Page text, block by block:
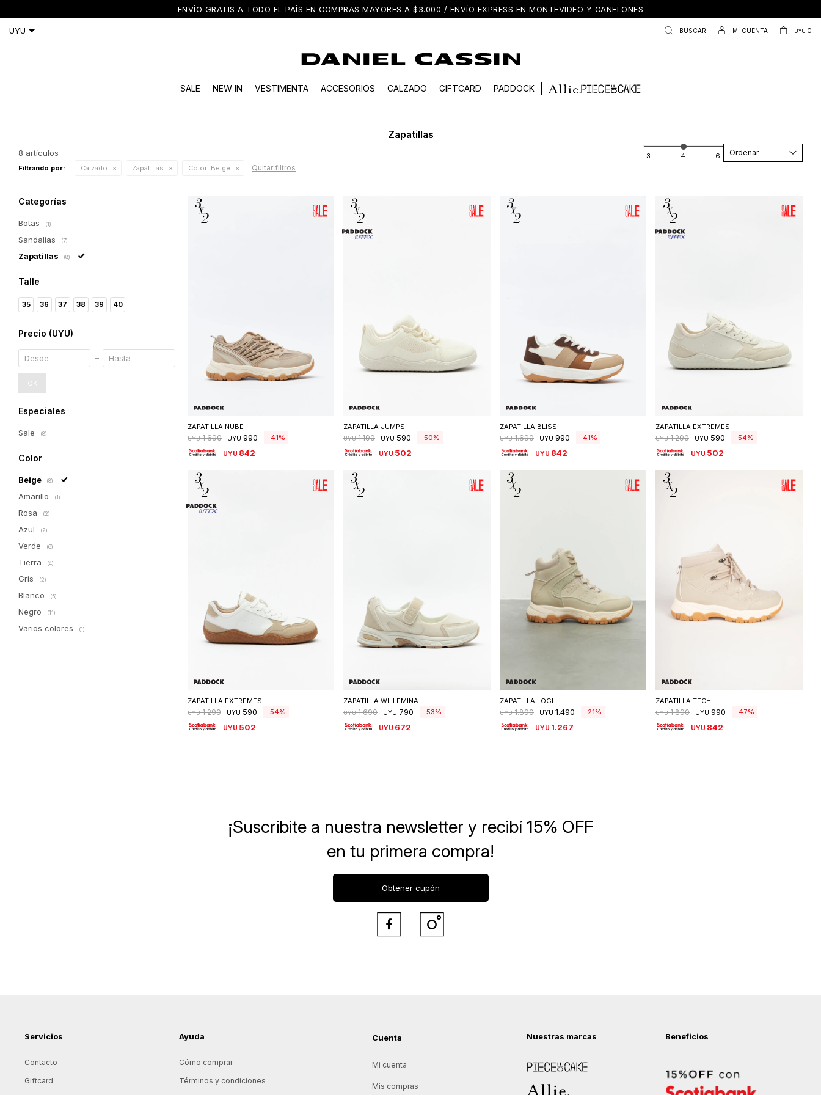
ENVÍO GRATIS A TODO EL PAÍS EN COMPRAS MAYORES A $3.000 / ENVÍO EXPRESS EN MONTEVIDEO Y CANELONES
SALE NEW IN VESTIMENTA ACCESORIOS CALZADO GIFTCARD PADDOCK
UYU 0
Zapatillas
8 artículos Recomendados
Filtrando por: Calzado Zapatillas Color: Beige Quitar filtros
ZAPATILLA NUBE
UYU 1.690 UYU 990 41
UYU 842
ZAPATILLA JUMPS
UYU 1.190 UYU 590 50
UYU 502
ZAPATILLA BLISS
UYU 1.690 UYU 990 41
UYU 842
ZAPATILLA EXTREMES
UYU 1.290 UYU 590 54
UYU 502
ZAPATILLA EXTREMES
UYU 1.290 UYU 590 54
UYU 502
ZAPATILLA WILLEMINA
UYU 1.690 UYU 790 53
UYU 672
ZAPATILLA LOGI
UYU 1.890 UYU 1.490 21
UYU 1.267
ZAPATILLA TECH
UYU 1.890 UYU 990 47
UYU 842
Categorías
Botas (1)
Sandalias (7)
Zapatillas (8)
Talle
35 36 37 38 39 40
Precio (UYU)
OK
Especiales
Sale (8)
Color
Beige (8)
Amarillo (1)
Rosa (2)
Azul (2)
Verde (6)
Tierra (4)
Gris (2)
Blanco (5)
Negro (11)
Varios colores (1)
Servicios
Contacto
Giftcard
Ayuda
Cómo comprar
Términos y condiciones
Cuenta
Mi cuenta
Mis compras
Nuestras marcas
Piece of Cake
Allie
Beneficios
¡Suscribite a nuestra newsletter y recibí 15% OFF
en tu primera compra!
Obtener cupón
 